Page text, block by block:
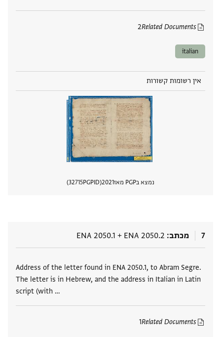
Related Documents
2
italian
אין רשומות קשורות
נמצא בPGP מאז 2021
PGPID
32715
7 מכתב ENA 2050.2
+
ENA 2050.1
Address of the letter found in ENA 2050.1, to Abram Segre.
The letter is in Hebrew, and the address in Italian in Latin
script (with …
Related Documents
1